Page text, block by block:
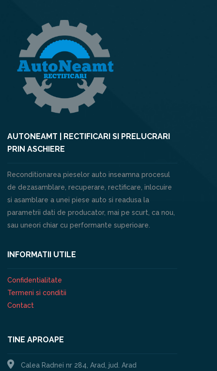
AUTONEAMT | RECTIFICARI SI PRELUCRARI
PRIN ASCHIERE
Reconditionarea pieselor auto inseamna procesul
de dezasamblare, recuperare, rectificare, inlocuire
si asamblare a unei piese auto si readusa la
parametrii dati de producator, mai pe scurt, ca nou,
sau uneori chiar cu performante superioare.
INFORMATII UTILE
Confidentialitate
Termeni si conditii
Contact
TINE APROAPE
Calea Radnei nr 284, Arad, jud. Arad